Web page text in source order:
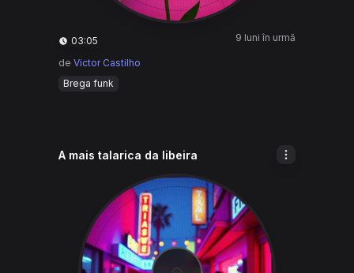
03:05 9 luni în urmă
de Victor Castilho
Brega funk
A mais talarica da libeira